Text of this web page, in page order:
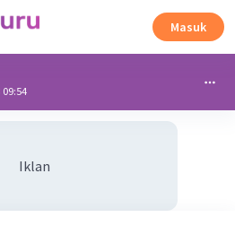
Masuk
09:54
Iklan